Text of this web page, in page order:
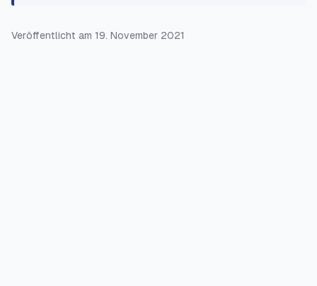
Veröffentlicht am 19. November 2021